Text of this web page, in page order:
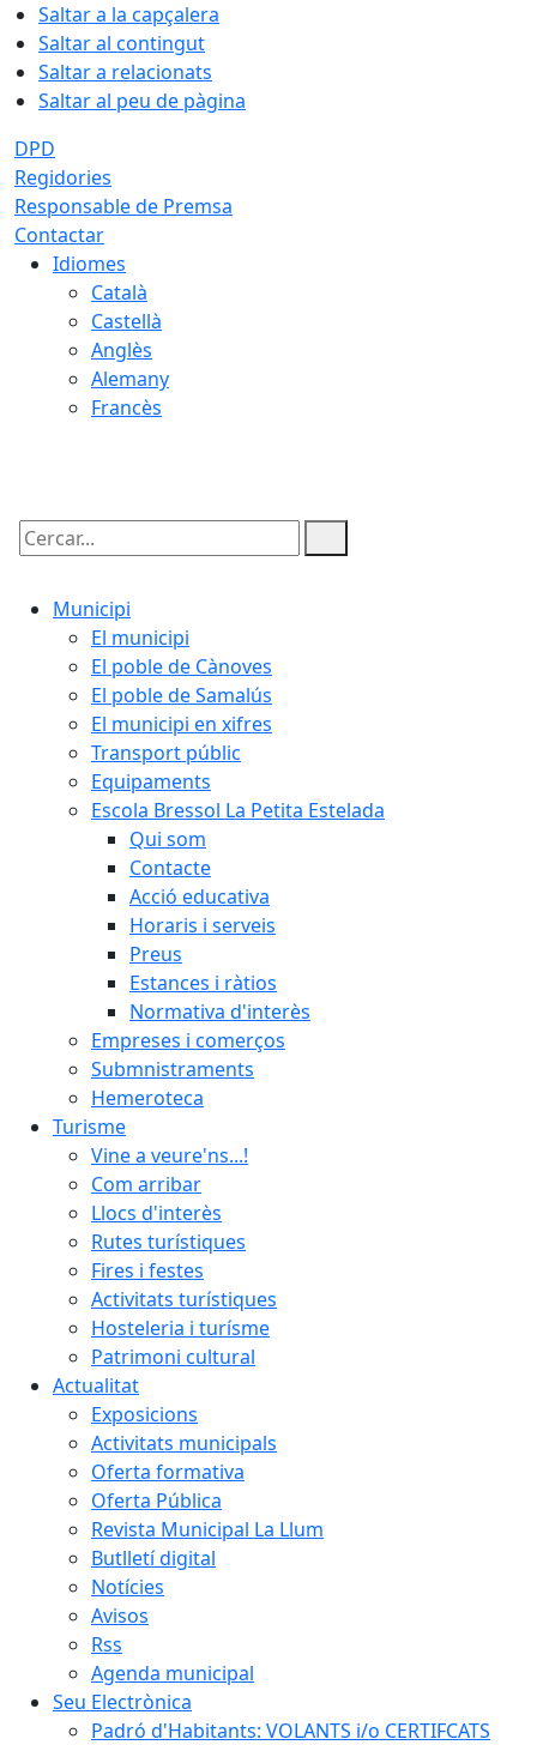
Saltar a la capçalera
Saltar al contingut
Saltar a relacionats
Saltar al peu de pàgina
DPD
Regidories
Responsable de Premsa
Contactar
Idiomes
Català
Castellà
Anglès
Alemany
Francès
Cercar:
Municipi
El municipi
El poble de Cànoves
El poble de Samalús
El municipi en xifres
Transport públic
Equipaments
Escola Bressol La Petita Estelada
Qui som
Contacte
Acció educativa
Horaris i serveis
Preus
Estances i ràtios
Normativa d'interès
Empreses i comerços
Submnistraments
Hemeroteca
Turisme
Vine a veure'ns...!
Com arribar
Llocs d'interès
Rutes turístiques
Fires i festes
Activitats turístiques
Hosteleria i turísme
Patrimoni cultural
Actualitat
Exposicions
Activitats municipals
Oferta formativa
Oferta Pública
Revista Municipal La Llum
Butlletí digital
Notícies
Avisos
Rss
Agenda municipal
Seu Electrònica
Padró d'Habitants: VOLANTS i/o CERTIFCATS